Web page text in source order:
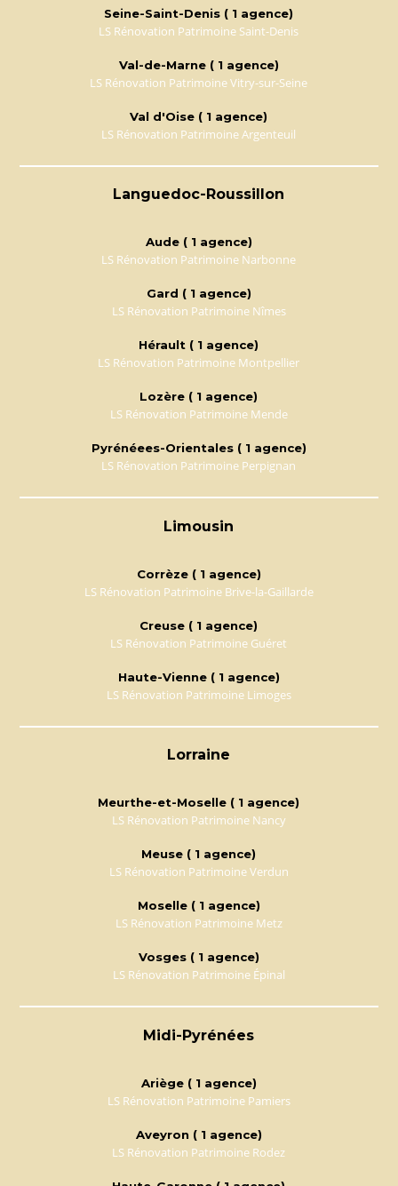
Seine-Saint-Denis ( 1 agence)
LS Rénovation Patrimoine Saint-Denis
Val-de-Marne ( 1 agence)
LS Rénovation Patrimoine Vitry-sur-Seine
Val d'Oise ( 1 agence)
LS Rénovation Patrimoine Argenteuil
Languedoc-Roussillon
Aude ( 1 agence)
LS Rénovation Patrimoine Narbonne
Gard ( 1 agence)
LS Rénovation Patrimoine Nîmes
Hérault ( 1 agence)
LS Rénovation Patrimoine Montpellier
Lozère ( 1 agence)
LS Rénovation Patrimoine Mende
Pyrénéees-Orientales ( 1 agence)
LS Rénovation Patrimoine Perpignan
Limousin
Corrèze ( 1 agence)
LS Rénovation Patrimoine Brive-la-Gaillarde
Creuse ( 1 agence)
LS Rénovation Patrimoine Guéret
Haute-Vienne ( 1 agence)
LS Rénovation Patrimoine Limoges
Lorraine
Meurthe-et-Moselle ( 1 agence)
LS Rénovation Patrimoine Nancy
Meuse ( 1 agence)
LS Rénovation Patrimoine Verdun
Moselle ( 1 agence)
LS Rénovation Patrimoine Metz
Vosges ( 1 agence)
LS Rénovation Patrimoine Épinal
Midi-Pyrénées
Ariège ( 1 agence)
LS Rénovation Patrimoine Pamiers
Aveyron ( 1 agence)
LS Rénovation Patrimoine Rodez